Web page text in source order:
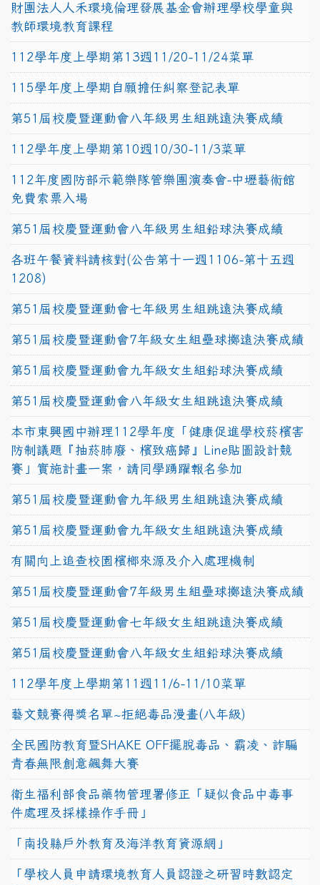
財團法人人禾環境倫理發展基金會辦理學校學童與
教師環境教育課程
112學年度上學期第13週11/20-11/24菜單
115學年度上學期自願擔任糾察登記表單
第51屆校慶暨運動會八年級男生組跳遠決賽成績
112學年度上學期第10週10/30-11/3菜單
112年度國防部示範樂隊管樂團演奏會-中壢藝術館
免費索票入場
第51屆校慶暨運動會八年級男生組鉛球決賽成績
各班午餐資料請核對(公告第十一週1106-第十五週
1208)
第51屆校慶暨運動會七年級男生組跳遠決賽成績
第51屆校慶暨運動會7年級女生組壘球擲遠決賽成績
第51屆校慶暨運動會九年級女生組鉛球決賽成績
第51屆校慶暨運動會八年級女生組跳遠決賽成績
本市東興國中辦理112學年度「健康促進學校菸檳害
防制議題『抽菸肺廢、檳致癌歸』Line貼圖設計競
賽」實施計畫一案，請同學踴躍報名參加
第51屆校慶暨運動會九年級男生組跳遠決賽成績
第51屆校慶暨運動會九年級女生組跳遠決賽成績
有關向上追查校園檳榔來源及介入處理機制
第51屆校慶暨運動會7年級男生組壘球擲遠決賽成績
第51屆校慶暨運動會七年級女生組跳遠決賽成績
第51屆校慶暨運動會八年級女生組鉛球決賽成績
112學年度上學期第11週11/6-11/10菜單
藝文競賽得獎名單~拒絕毒品漫畫(八年級)
全民國防教育暨SHAKE OFF擺脫毒品、霸凌、詐騙
青春無限創意飆舞大賽
衛生福利部食品藥物管理署修正「疑似食品中毒事
件處理及採樣操作手冊」
「南投縣戶外教育及海洋教育資源網」
「學校人員申請環境教育人員認證之研習時數認定